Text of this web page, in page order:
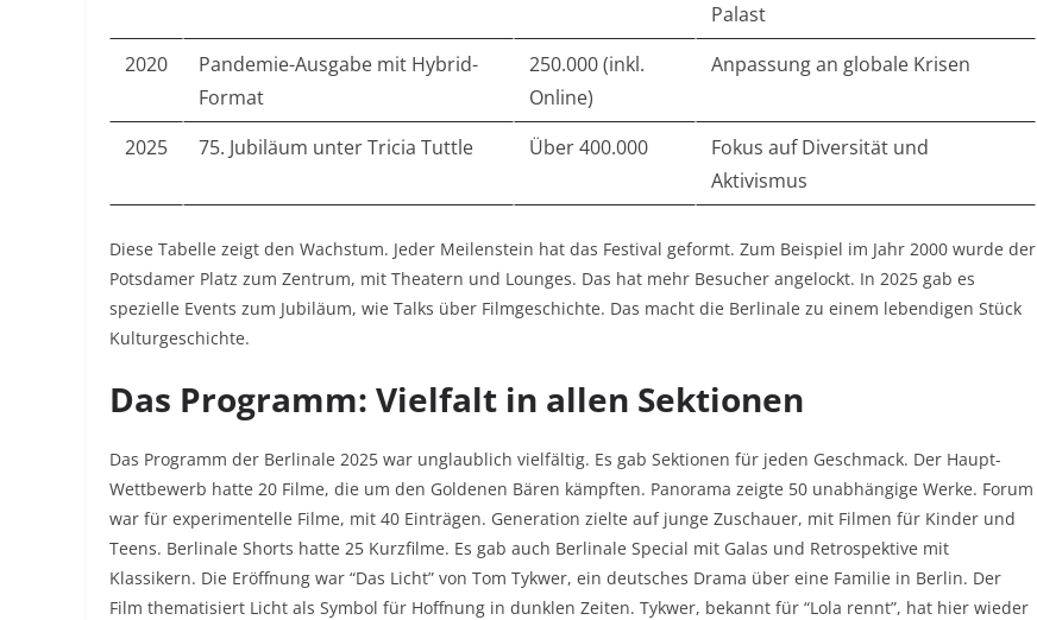
Palast
2020
Pandemie-Ausgabe mit Hybrid-
Format
250.000 (inkl.
Online)
Anpassung an globale Krisen
2025 75. Jubiläum unter Tricia Tuttle Über 400.000
Fokus auf Diversität und
Aktivismus
Diese Tabelle zeigt den Wachstum. Jeder Meilenstein hat das Festival geformt. Zum Beispiel im Jahr 2000 wurde der
Potsdamer Platz zum Zentrum, mit Theatern und Lounges. Das hat mehr Besucher angelockt. In 2025 gab es
spezielle Events zum Jubiläum, wie Talks über Filmgeschichte. Das macht die Berlinale zu einem lebendigen Stück
Kulturgeschichte.
Das Programm: Vielfalt in allen Sektionen
Das Programm der Berlinale 2025 war unglaublich vielfältig. Es gab Sektionen für jeden Geschmack. Der Haupt-
Wettbewerb hatte 20 Filme, die um den Goldenen Bären kämpften. Panorama zeigte 50 unabhängige Werke. Forum
war für experimentelle Filme, mit 40 Einträgen. Generation zielte auf junge Zuschauer, mit Filmen für Kinder und
Teens. Berlinale Shorts hatte 25 Kurzfilme. Es gab auch Berlinale Special mit Galas und Retrospektive mit
Klassikern. Die Eröffnung war “Das Licht” von Tom Tykwer, ein deutsches Drama über eine Familie in Berlin. Der
Film thematisiert Licht als Symbol für Hoffnung in dunklen Zeiten. Tykwer, bekannt für “Lola rennt”, hat hier wieder